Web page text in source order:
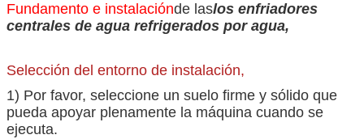
Fundamento e instalaciónde laslos enfriadores
centrales de agua refrigerados por agua,
Selección del entorno de instalación,
1) Por favor, seleccione un suelo firme y sólido que
pueda apoyar plenamente la máquina cuando se
ejecuta.